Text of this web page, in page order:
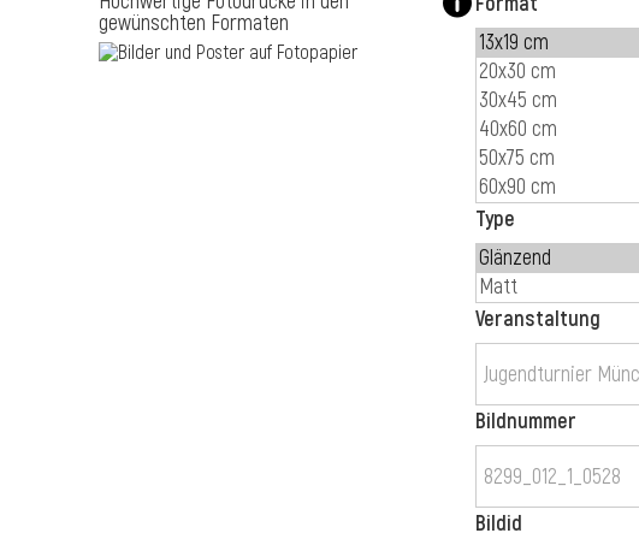
gewünschten Formaten
Type
Veranstaltung
Bildnummer
Bildid